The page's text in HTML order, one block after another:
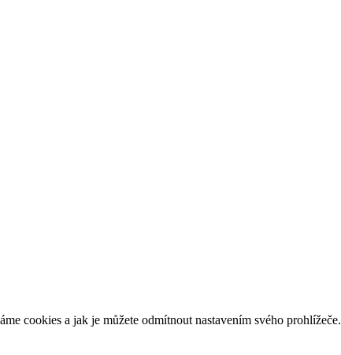
cookies a jak je můžete odmítnout nastavením svého prohlížeče.